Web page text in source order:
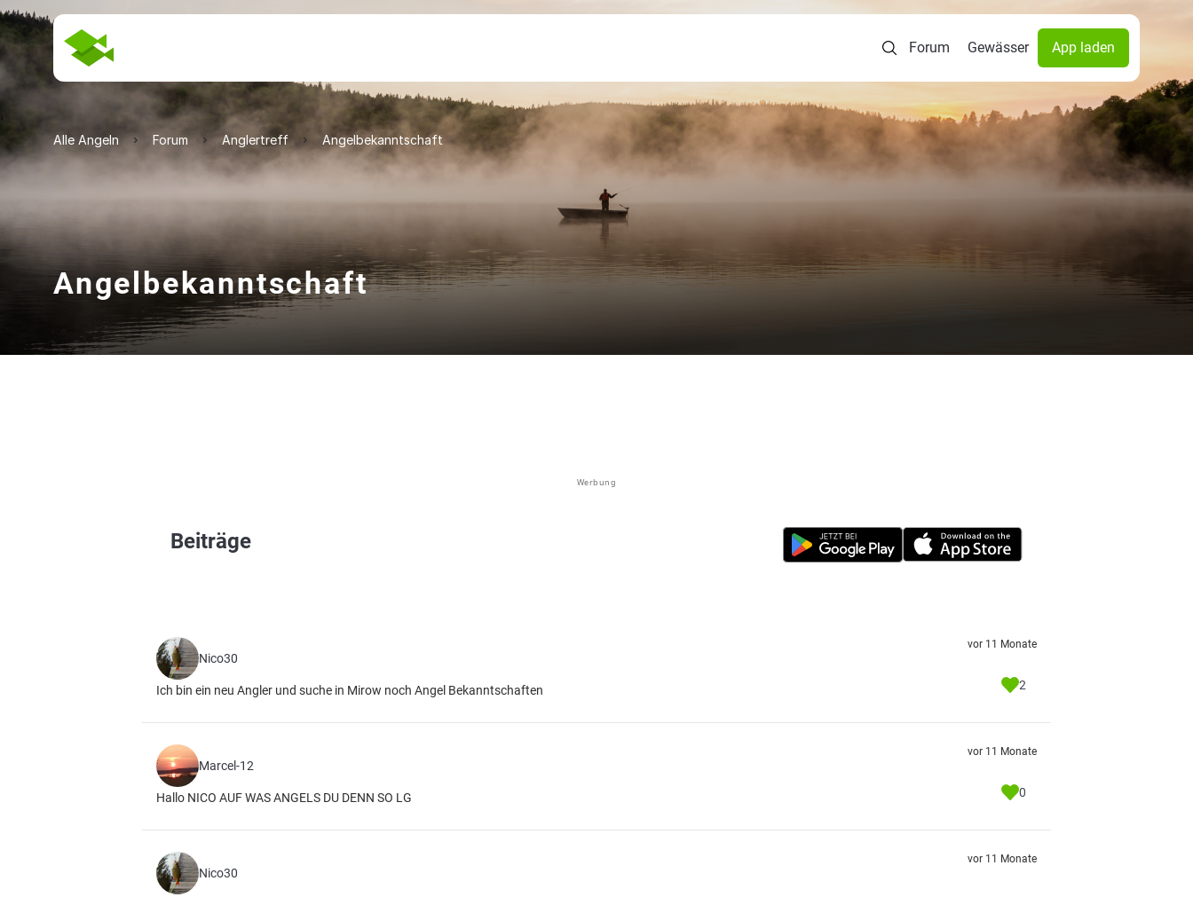
Forum Gewässer App laden
Alle Angeln Forum Anglertreff Angelbekanntschaft
Angelbekanntschaft
Werbung
Beiträge
Nico30
Ich bin ein neu Angler und suche in Mirow noch Angel Bekanntschaften
vor 11 Monate
2
Marcel-12
Hallo NICO AUF WAS ANGELS DU DENN SO LG
vor 11 Monate
0
Nico30
vor 11 Monate